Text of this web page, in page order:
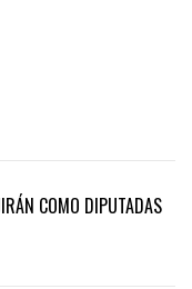
COMO DIPUTADAS